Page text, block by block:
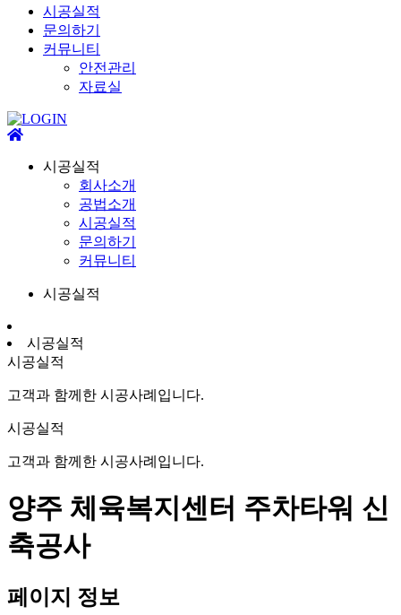
시공실적
문의하기
커뮤니티
안전관리
자료실
시공실적
회사소개
공법소개
시공실적
문의하기
커뮤니티
시공실적
시공실적
시공실적
고객과 함께한 시공사례입니다.
시공실적
고객과 함께한 시공사례입니다.
양주 체육복지센터 주차타워 신
축공사
페이지 정보